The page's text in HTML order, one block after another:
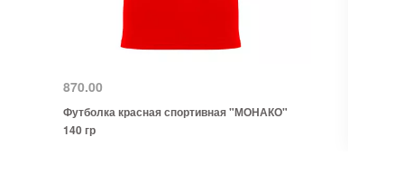
870.00
Футболка красная спортивная "МОНАКО"
140 гр